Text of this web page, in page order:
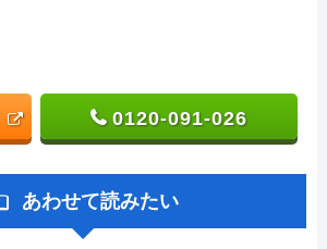
0120-091-026
あわせて読みたい